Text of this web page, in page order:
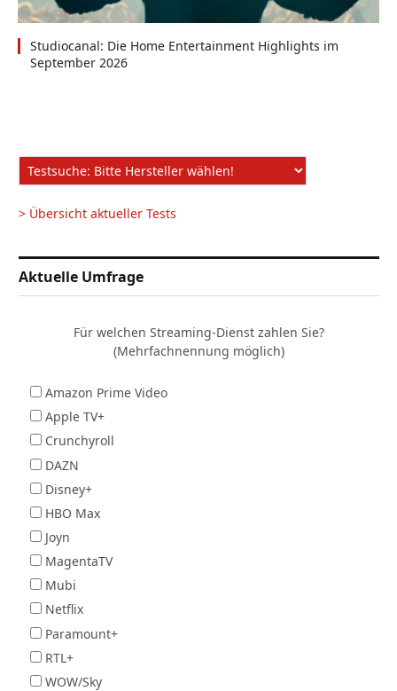
Studiocanal: Die Home Entertainment Highlights im
September 2026
> Übersicht aktueller Tests
Aktuelle Umfrage
Für welchen Streaming-Dienst zahlen Sie?
(Mehrfachnennung möglich)
Amazon Prime Video
Apple TV+
Crunchyroll
DAZN
Disney+
HBO Max
Joyn
MagentaTV
Mubi
Netflix
Paramount+
RTL+
WOW/Sky